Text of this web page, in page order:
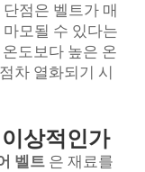
점은 벨트가 매
모될 수 있다는
도보다 높은 온
차 열화되기 시
상적인가
벨트 은 재료를